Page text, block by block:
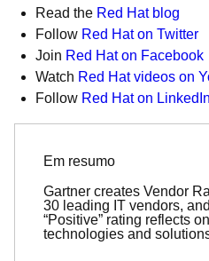
Read the Red Hat blog
Follow Red Hat on Twitter
Join Red Hat on Facebook
Watch Red Hat videos on
Follow Red Hat on LinkedIn
Em resumo
Gartner creates Vendor
30 leading IT vendors,
“Positive” rating reflects
technologies and